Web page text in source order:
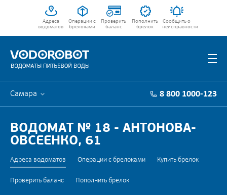
Адреса
водоматов
Операции с
брелоками
Проверить
баланс
Пополнить
брелок
Сообщить о
неисправности
Самара 8 800 1000-123
ВОДОМАТ № 18 - АНТОНОВА-
ОВСЕЕНКО, 61
Адреса водоматов Операции с брелоками Купить брелок
Проверить баланс Пополнить брелок